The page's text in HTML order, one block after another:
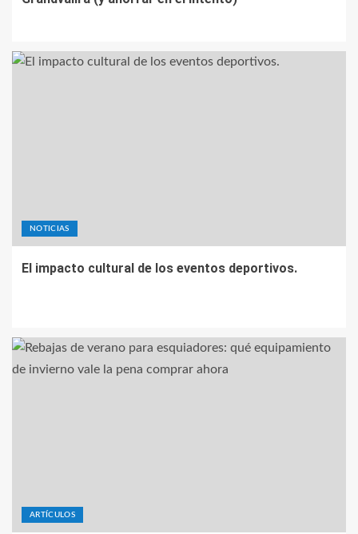
NOTICIAS
El impacto cultural de los eventos deportivos.
ARTÍCULOS